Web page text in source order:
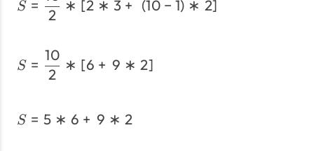
S =
2
∗ [2 ∗ 3 + (10 − 1) ∗ 2]
S =
2
10
∗ [6 + 9 ∗ 2]
S = 5 ∗ 6 + 9 ∗ 2